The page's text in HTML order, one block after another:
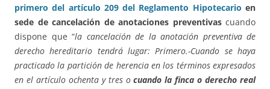
primero del artículo 209 del Reglamento Hipotecario en
sede de cancelación de anotaciones preventivascuando
dispone que “la cancelación de la anotación preventiva de
derecho hereditario tendrá lugar: Primero.-Cuando se haya
practicado la partición de herencia en los términos expresados
en el artículo ochenta y tres ocuando la finca o derecho real